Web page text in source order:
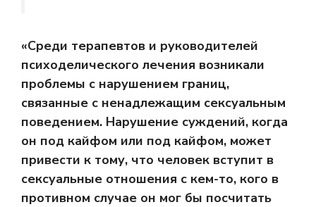
«Среди терапевтов и руководителей
психоделического лечения возникали
проблемы с нарушением границ,
связанные с ненадлежащим сексуальным
поведением. Нарушение суждений, когда
он под кайфом или под кайфом, может
привести к тому, что человек вступит в
сексуальные отношения с кем-то, кого в
противном случае он мог бы посчитать